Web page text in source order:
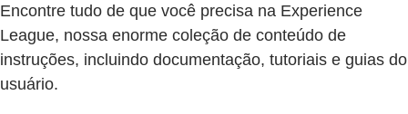
Encontre tudo de que você precisa na Experience
League, nossa enorme coleção de conteúdo de
instruções, incluindo documentação, tutoriais e guias do
usuário.